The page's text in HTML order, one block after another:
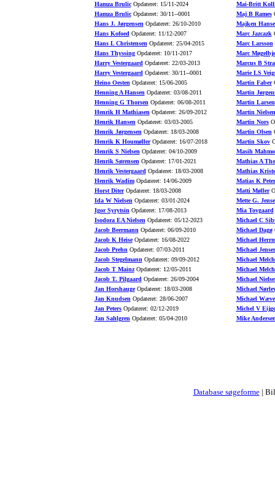
Hamza BrulicOpdateret: 15/11-2024
Hamza BrulicOpdateret: 30/11--0001
Hans J. Jørgensen Opdateret: 26/10-2010
Hans Kofoed Opdateret: 11/12-2007
Hans L Christensen Opdateret: 25/04-2015
Hans ThyssingOpdateret: 10/11-2017
Harry Vestergaard Opdateret: 22/03-2013
Harry Vestergaard Opdateret: 30/11--0001
Heino Oesten Opdateret: 15/06-2005
Henning A Hansen Opdateret: 03/08-2011
Henning G Thorsen Opdateret: 06/08-2011
Henrik H Mathiasen Opdateret: 26/09-2012
Henrik Hansen Opdateret: 03/03-2005
Henrik Jørgensen Opdateret: 18/03-2008
Henrik K HoumøllerOpdateret: 16/07-2018
Henrik S Nielsen Opdateret: 04/10-2009
Henrik Sørensen Opdateret: 17/01-2021
Henrik Vestergaard Opdateret: 18/03-2008
Henrik WadimOpdateret: 14/06-2009
Horst DiterOpdateret: 18/03-2008
Ida W Nielsen Opdateret: 03/01-2024
Igor Syrytsin Opdateret: 17/08-2013
Isodora EA Nielsen Opdateret: 05/12-2023
Jacob Beermann Opdateret: 06/09-2010
Jacob K HeiseOpdateret: 16/08-2022
Jacob Prehn Opdateret: 07/03-2011
Jacob Stegelmann Opdateret: 09/09-2012
Jacob T MainzOpdateret: 12/05-2011
Jacob T. Pilgaard Opdateret: 26/09-2004
Jan HorshaugeOpdateret: 18/03-2008
Jan Knudsen Opdateret: 28/06-2007
Jan PetersOpdateret: 02/12-2019
Jan Sahlgren Opdateret: 05/04-2010
Mai-Britt
Maj B Rames
Majken
Marc Jazcazk
Marc Larsson
Marc
Marcus B
Marie LS
Martin Faber
Martin
Martin Larsen
Martin Nielsen
Martin Nors
Martin Olsen
Martin Skov
Masih
Mathias A
Mathias
Matias K
Matti Møller
Mette G.
Mia Tovgaard
Michael C
Michael Dagø
Michael
Michael
Michael
Michael
Michael
Michael
Michael
Michel V
Mike
Database søgeforme|